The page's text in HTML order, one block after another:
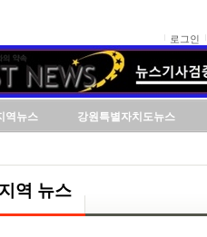
로그인
역뉴스 강원특별자치도뉴스
역 뉴스